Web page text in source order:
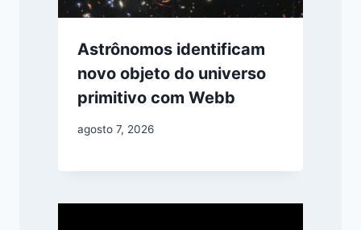
Astrônomos identificam
novo objeto do universo
primitivo com Webb
agosto 7, 2026